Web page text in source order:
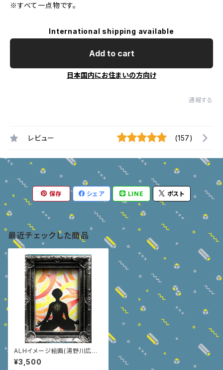
※すべて一点物です。
International shipping available
Add to cart
日本国内にお住まいの方向け
通報する
レビュー (157)
保存 シェア LINE ポスト
最近チェックした商品
ALHイメージ絵画(湯野川広美
HandMade) TAKUMI Energi
e
¥3,500